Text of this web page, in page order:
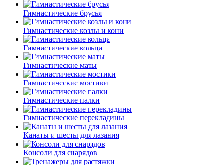
Гимнастические брусья
Гимнастические козлы и кони
Гимнастические кольца
Гимнастические маты
Гимнастические мостики
Гимнастические палки
Гимнастические перекладины
Канаты и шесты для лазания
Консоли для снарядов